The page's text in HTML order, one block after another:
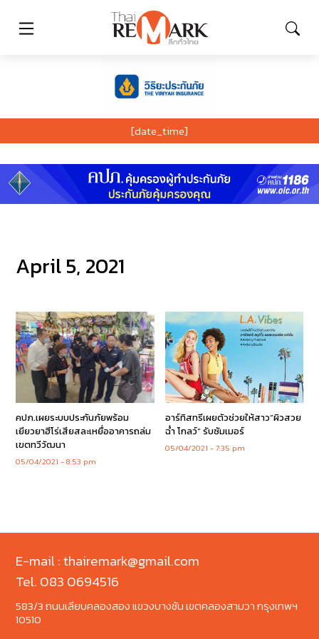
[date_time]
April 5, 2021
คปภ.เผยระบบประกันภัยพร้อม
เยียวยาฮีโร่เสียสละเหยื่ออาคารถล่ม
เขตทวีวัฒนา
05/04/2021 8:53 pm
อาร์ทิสทรีเผยตัวช่วยให้สาว”ผิวสวย
ฉ่ำ โกลว์” รับซัมเมอร์
05/04/2021 7:35 pm
E-mail : thairemark@gmail.com
Tel. 083 0694516
583/3 ถนนเลียบคลองสอง แขวงบางชัน เขตคลองสามวา กรุงเทพฯ
10510